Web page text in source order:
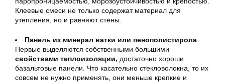
Клеевые смеси не только содержат материал для
утепления, но и равняют стены.
Панель из минерал ватки или пенополистирола
Первые выделяются собственными большими
свойствами теплоизоляции, достаточно хороши
базальтовые панели. Что касательно стекловолокна, то их
совсем не нужно применять, они меньше крепкие и